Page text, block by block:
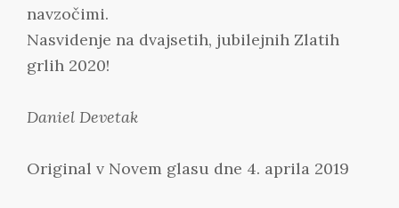
navzočimi.
Nasvidenje na dvajsetih, jubilejnih Zlatih
grlih 2020!
Daniel Devetak
Original v Novem glasu dne 4. aprila 2019